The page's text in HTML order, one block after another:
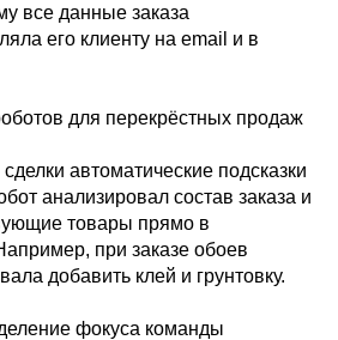
все данные заказа
его клиенту на email и в
для перекрёстных продаж
автоматические подсказки
анализировал состав заказа и
товары прямо в
при заказе обоев
добавить клей и грунтовку.
фокуса команды